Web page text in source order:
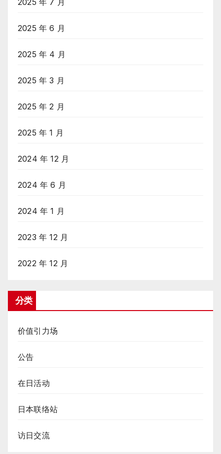
2025 年 7 月
2025 年 6 月
2025 年 4 月
2025 年 3 月
2025 年 2 月
2025 年 1 月
2024 年 12 月
2024 年 6 月
2024 年 1 月
2023 年 12 月
2022 年 12 月
分类
价值引力场
公告
在日活动
日本联络站
访日交流